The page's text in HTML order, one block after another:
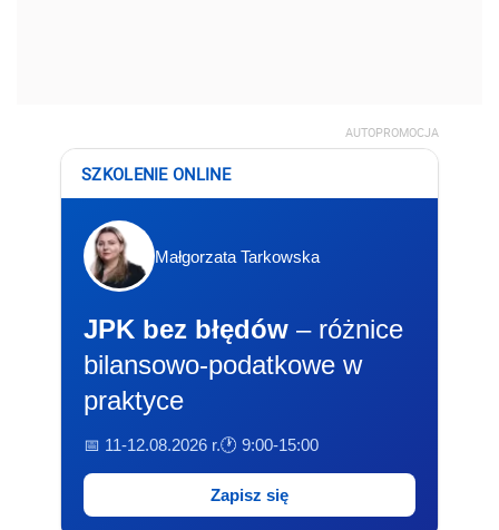
AUTOPROMOCJA
SZKOLENIE ONLINE
Małgorzata Tarkowska
JPK bez błędów – różnice
bilansowo-podatkowe w
praktyce
📅 11-12.08.2026 r.🕐 9:00-15:00
Zapisz się